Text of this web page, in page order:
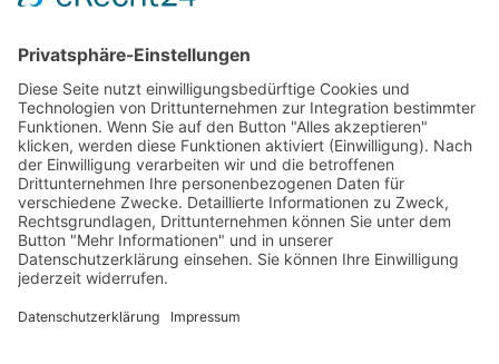
Kundenservice
+49 3733 / 55 07 300
Navigation
überspringen
Kontakt
Sitemap